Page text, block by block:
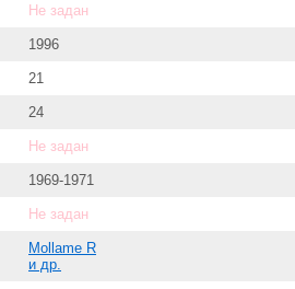
Не задан
1996
21
24
Не задан
1969-1971
Не задан
Mollame R
и др.